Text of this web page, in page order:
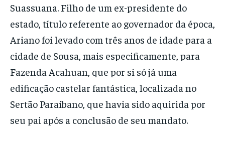
Suassuana. Filho de um ex-presidente do
estado, título referente ao governador da época,
Ariano foi levado com três anos de idade para a
cidade de Sousa, mais especificamente, para
Fazenda Acahuan, que por si só já uma
edificação castelar fantástica, localizada no
Sertão Paraibano, que havia sido aquirida por
seu pai após a conclusão de seu mandato.